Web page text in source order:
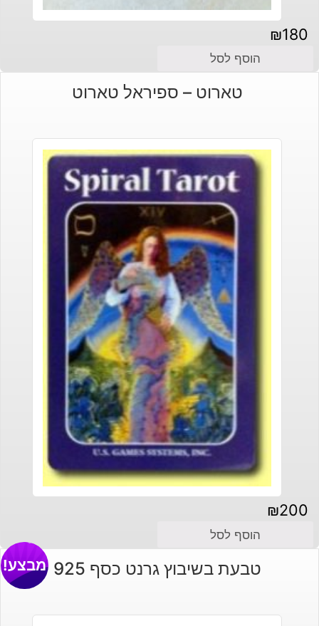
₪180
הוסף לסל
טארוט – ספיראל טארוט
₪200
הוסף לסל
טבעת בשיבוץ גרנט כסף 925 מבצע!